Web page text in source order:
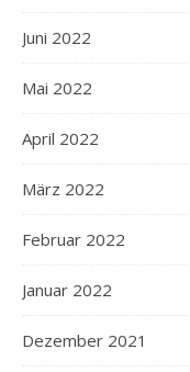
Juni 2022
Mai 2022
April 2022
März 2022
Februar 2022
Januar 2022
Dezember 2021